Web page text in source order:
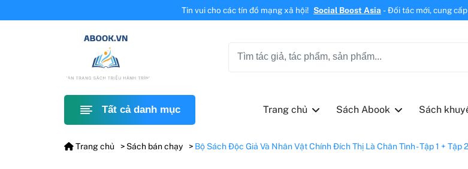
Tin vui cho các tín đồ mạng xã hội! Social Boost Asia - Đối tác mới, cung
Tất cả danh mục Trang chủ Sách Abook Sách
Trang chủ Sách bán chạy Bộ Sách Độc Giả Và Nhân Vật Chính Đích Thị Là Chân Tình - Tập 1 + Tập